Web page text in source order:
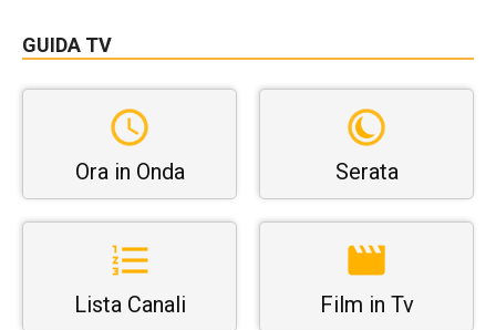
GUIDA TV
Ora in Onda Serata
Lista Canali Film in Tv